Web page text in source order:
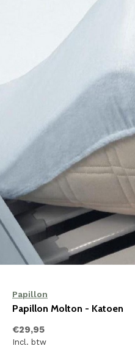
Papillon
Papillon Molton - Katoen
€29,95
Incl. btw